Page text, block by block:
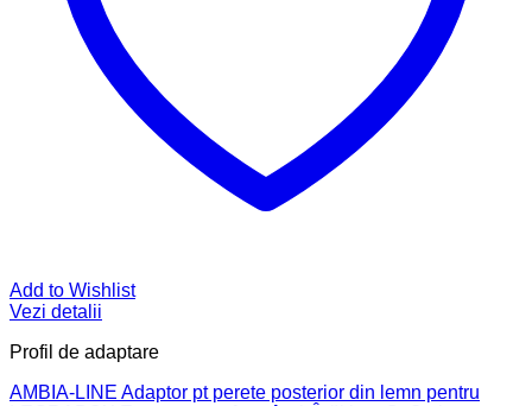
Add to Wishlist
Vezi detalii
Profil de adaptare
AMBIA-LINE Adaptor pt perete posterior din lemn pentru